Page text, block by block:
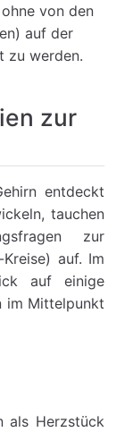
von den
auf der
zu werden.
zur
entdeckt
tauchen
zur
auf. Im
auf einige
im Mittelpunkt
als Herzstück